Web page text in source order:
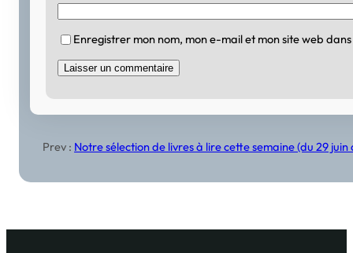
Enregistrer mon nom, mon e-mail et mon site web
Prev : Notre sélection de livres à lire cette semaine (du 29